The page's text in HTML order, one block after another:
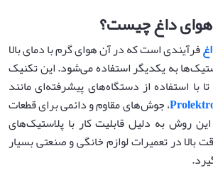
داغ چیست؟
فرآیندی است که در آن هوای گرم با دمای بالا
به یکدیگر استفاده می‌شود. این تکنیک
با استفاده از دستگاه‌های پیشرفته‌ای مانند
، جوش‌های مقاوم و دائمی برای قطعات
این روش به دلیل قابلیت کار با پلاستیک‌های
بالا در تعمیرات لوازم خانگی و صنعتی بسیار